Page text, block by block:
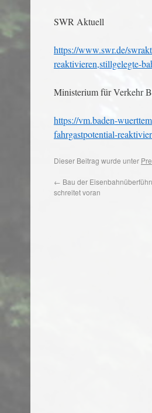
SWR Aktuell
https://www.swr.de/
reaktivieren,stillgelegte-
Ministerium für Verkehr
https://vm.baden-
fahrgastpotential-
Dieser Beitrag wurde unter
← Bau der
schreitet voran